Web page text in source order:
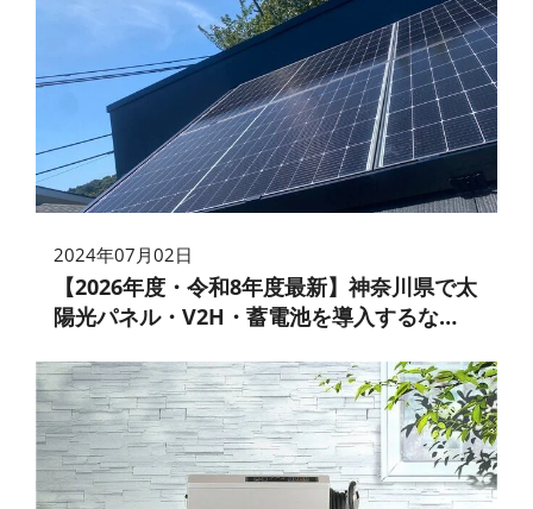
2024年07月02日
【2026年度・令和8年度最新】神奈川県で太
陽光パネル・V2H・蓄電池を導入するな